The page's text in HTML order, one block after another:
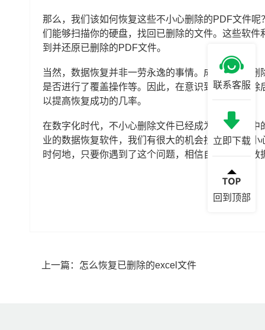
那么，我们该如何恢复这些不小心删除的PDF文件
们能够扫描你的硬盘，找回已删除的文件。这些软
到并还原已删除的PDF文件。
当然，数据恢复并非一劳永逸的事情。成功恢复已
是否进行了覆盖操作等。因此，在意识到文件被删
以提高恢复成功的几率。
在数字化时代，不小心删除文件已经成为我们生活
业的数据恢复软件，我们有很大的机会找回那些不
时何地，只要你遇到了这个问题，相信自己，相信数
上一篇： 怎么恢复已删除的excel文件
联系客服
立即下载
回到顶部